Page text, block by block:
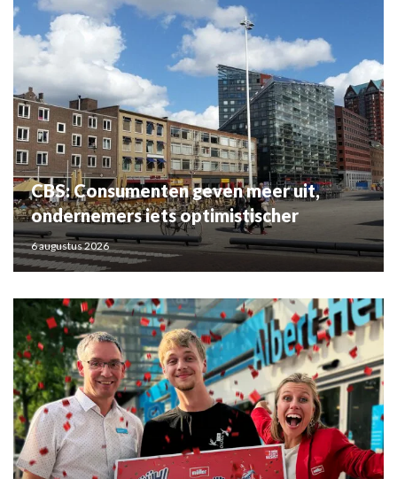
CBS: Consumenten geven meer uit,
ondernemers iets optimistischer
6 augustus 2026